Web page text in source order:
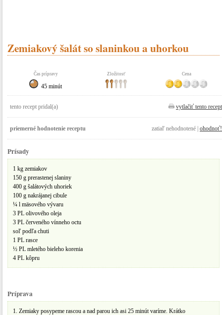
Zemiakový šalát so slaninkou a uhorkou
Čas prípravy Zložitosť Cena
45 minút
tento recept pridal(a) vytlačiť tento recept
priemerné hodnotenie receptu zatiaľ nehodnotené | ohodnoť!
Prísady
1 kg zemiakov
150 g prerastenej slaniny
400 g šalátových uhoriek
100 g nakrájanej cibule
¼ l mäsového vývaru
3 PL olivového oleja
3 PL červeného vínneho octu
soľ podľa chuti
1 PL rasce
½ PL mletého bieleho korenia
4 PL kôpru
Príprava
1. Zemiaky posypeme rascou a nad parou ich asi 25 minút varíme. Krátko